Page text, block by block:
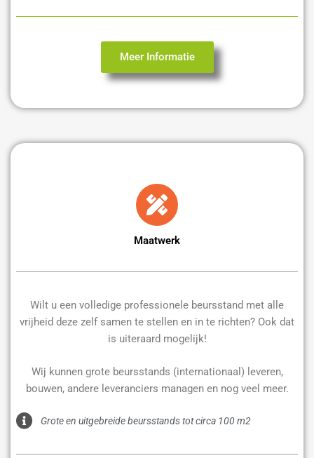
Meer Informatie
Maatwerk
Wilt u een volledige professionele beursstand met alle
vrijheid deze zelf samen te stellen en in te richten? Ook dat
is uiteraard mogelijk!
Wij kunnen grote beursstands (internationaal) leveren,
bouwen, andere leveranciers managen en nog veel meer.
Grote en uitgebreide beursstands tot circa 100 m2